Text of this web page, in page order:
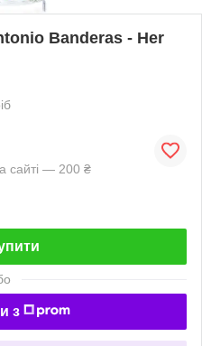
Banderas - Her
сайті — 200 ₴
з